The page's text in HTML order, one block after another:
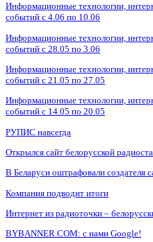
Информационные технологии,
событий с 4.06 по 10.06
Информационные технологии,
событий с 28.05 по 3.06
Информационные технологии,
событий с 21.05 по 27.05
Информационные технологии,
событий с 14.05 по 20.05
РУПИС навсегда
Открылся сайт белорусской
В Беларуси оштрафовали создателя
Компания подводит итоги
Интернет из радиоточки –
BYBANNER.COM: c нами Google!